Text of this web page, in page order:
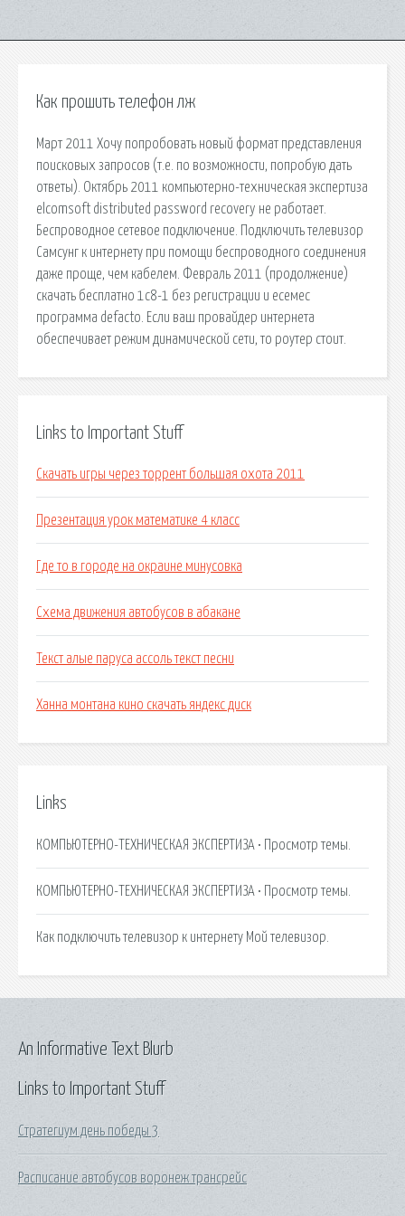
Как прошить телефон лж
Март 2011 Хочу попробовать новый формат представления
поисковых запросов (т.е. по возможности, попробую дать
ответы). Октябрь 2011 компьютерно-техническая экспертиза
elcomsoft distributed password recovery не работает.
Беспроводное сетевое подключение. Подключить телевизор
Самсунг к интернету при помощи беспроводного соединения
даже проще, чем кабелем. Февраль 2011 (продолжение)
скачать бесплатно 1с8-1 без регистрации и есемес
программа defacto. Если ваш провайдер интернета
обеспечивает режим динамической сети, то роутер стоит.
Links to Important Stuff
Скачать игры через торрент большая охота 2011
Презентация урок математике 4 класс
Где то в городе на окраине минусовка
Схема движения автобусов в абакане
Текст алые паруса ассоль текст песни
Ханна монтана кино скачать яндекс диск
Links
КОМПЬЮТЕРНО-ТЕХНИЧЕСКАЯ ЭКСПЕРТИЗА • Просмотр темы.
КОМПЬЮТЕРНО-ТЕХНИЧЕСКАЯ ЭКСПЕРТИЗА • Просмотр темы.
Как подключить телевизор к интернету Мой телевизор.
Links to Important Stuff
Стратегиум день победы 3
Расписание автобусов воронеж трансрейс
An Informative Text Blurb